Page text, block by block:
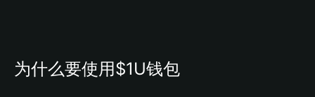
为什么要使用$1U钱包